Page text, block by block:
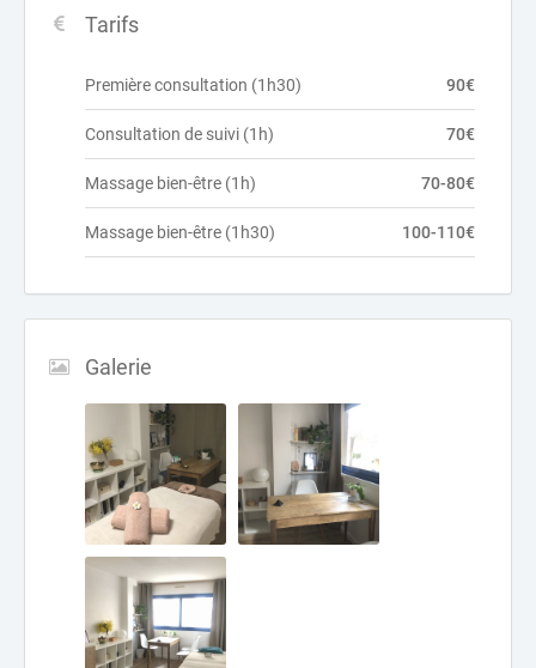
Tarifs
Première consultation (1h30) 90€
Consultation de suivi (1h) 70€
Massage bien-être (1h) 70-80€
Massage bien-être (1h30) 100-110€
Galerie